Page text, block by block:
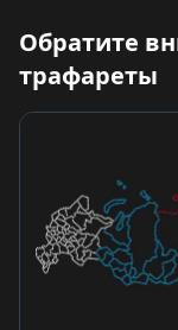
Обратите
трафареты